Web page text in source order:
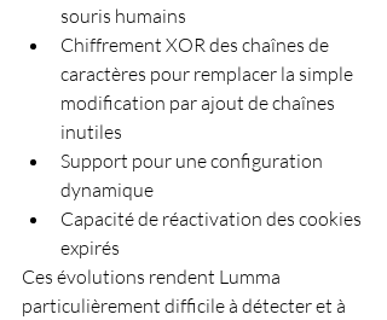
souris humains
Chiffrement XOR des chaînes de
caractères pour remplacer la simple
modification par ajout de chaînes
inutiles
Support pour une configuration
dynamique
Capacité de réactivation des cookies
expirés
Ces évolutions rendent Lumma
particulièrement difficile à détecter et à